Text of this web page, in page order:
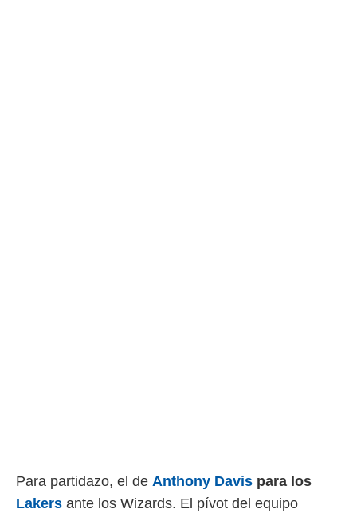
Para partidazo, el de Anthony Davis para los
Lakers ante los Wizards. El pívot del equipo